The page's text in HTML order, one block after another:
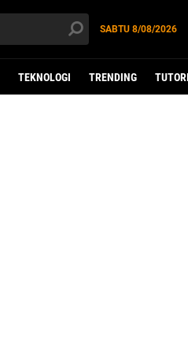
SABTU 8/08/2026
TEKNOLOGI TRENDING